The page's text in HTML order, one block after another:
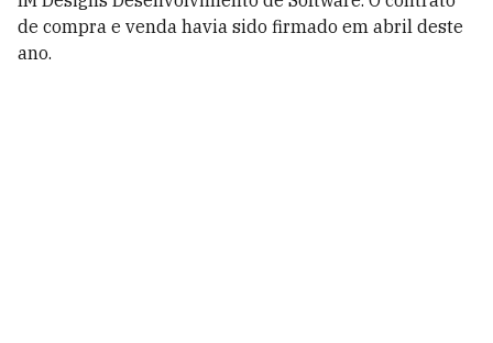
de compra e venda havia sido firmado em abril deste
ano.